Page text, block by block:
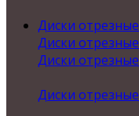
Диски отрезные
Диски
Диски отрезные
Диски